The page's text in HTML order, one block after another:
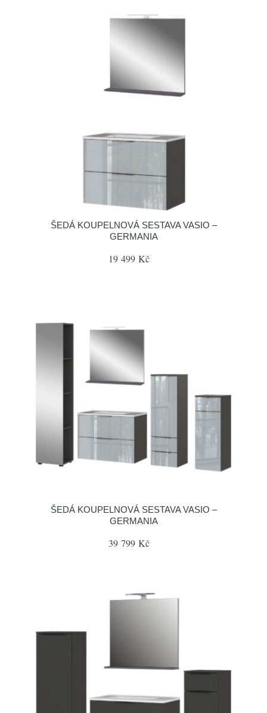
ŠEDÁ KOUPELNOVÁ SESTAVA VASIO –
GERMANIA
19 499 Kč
ŠEDÁ KOUPELNOVÁ SESTAVA VASIO –
GERMANIA
39 799 Kč